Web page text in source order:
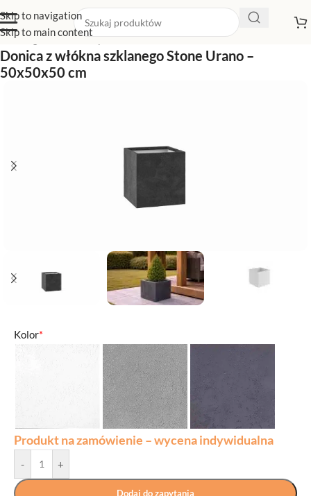
Skip to navigation
Skip to main content
Strona główna/Sklep z donicami/Donice kwadratowe
Donica z włókna szklanego Stone Urano –
50x50x50 cm
*
Kolor
Produkt na zamówienie – wycena indywidualna
- +
Dodaj do zapytania